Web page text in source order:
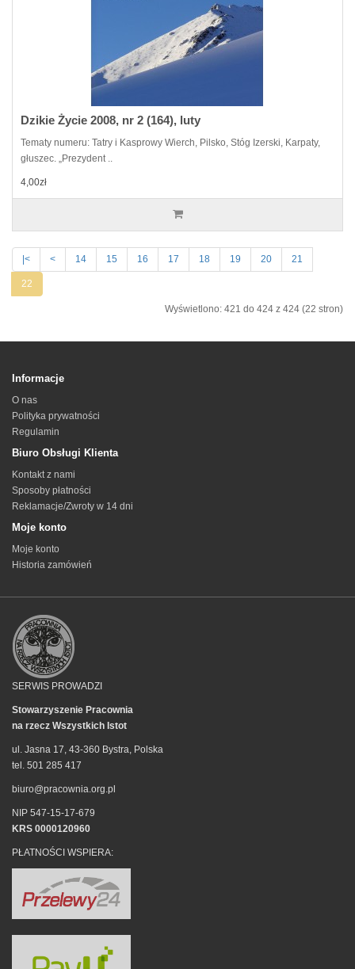
Dzikie Życie 2008, nr 2 (164), luty
Tematy numeru: Tatry i Kasprowy Wierch, Pilsko, Stóg Izerski, Karpaty,
głuszec. „Prezydent ..
4,00zł
|< < 14 15 16 17 18 19 20 21
22
Wyświetlono: 421 do 424 z 424 (22 stron)
Informacje
O nas
Polityka prywatności
Regulamin
Biuro Obsługi Klienta
Kontakt z nami
Sposoby płatności
Reklamacje/Zwroty w 14 dni
Moje konto
Moje konto
Historia zamówień
SERWIS PROWADZI
Stowarzyszenie Pracownia
na rzecz Wszystkich Istot
ul. Jasna 17, 43-360 Bystra, Polska
tel. 501 285 417
biuro@pracownia.org.pl
NIP 547-15-17-679
KRS 0000120960
PŁATNOŚCI WSPIERA: